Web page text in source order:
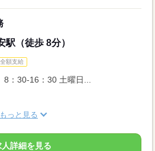
駅（徒歩 8分）
額支給
：30-16：30 土曜日...
もっと見る
人詳細を見る